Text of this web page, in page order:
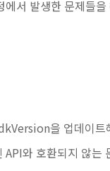
서 발생한 문제들
을 업데이트
와 호환되지 않는